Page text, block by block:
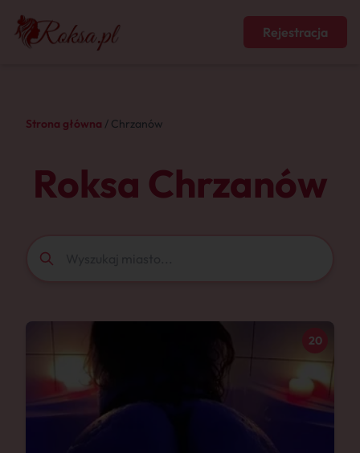
Rejestracja
Strona główna / Chrzanów
Roksa Chrzanów
20